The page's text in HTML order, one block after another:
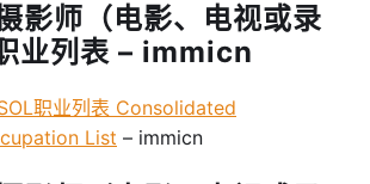
影师（电影、电视或录
业列表 – immicn
职业列表 Consolidated
List – immicn